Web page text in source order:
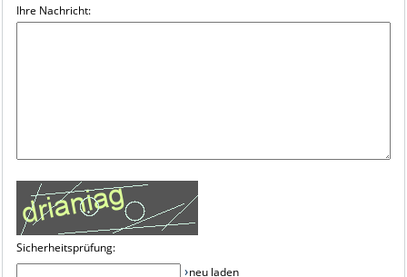
Ihre Nachricht:
Sicherheitsprüfung:
neu laden